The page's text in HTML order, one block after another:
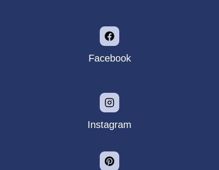
Facebook
Instagram